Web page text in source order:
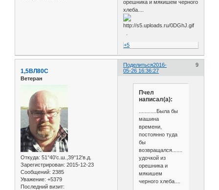
орешника и мякишем черного
хлеба....
+5
Поделиться 9
2016-
05-26 16:36:27
1,5ВЛ80С
Ветеран
Откуда: 51°40′с.ш.,39°12'в.д.
Зарегистрирован: 2015-12-23
Сообщений: 2385
Уважение: +5379
Последний визит:
Пчел
написал(а):
............Была бы
машина
времени,
постоянно туда
бы
возвращался...........с
удочкой из
орешника и
мякишем
черного хлеба....